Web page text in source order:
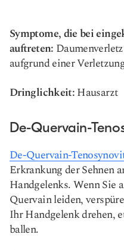
Symptome, die bei
auftreten:
aufgrund einer
Dringlichkeit:Hausarzt
De-Quervain-
De-Quervain-
Erkrankung der Sehnen
Handgelenks. Wenn Sie
Quervain leiden,
Ihr Handgelenk drehen,
ballen.